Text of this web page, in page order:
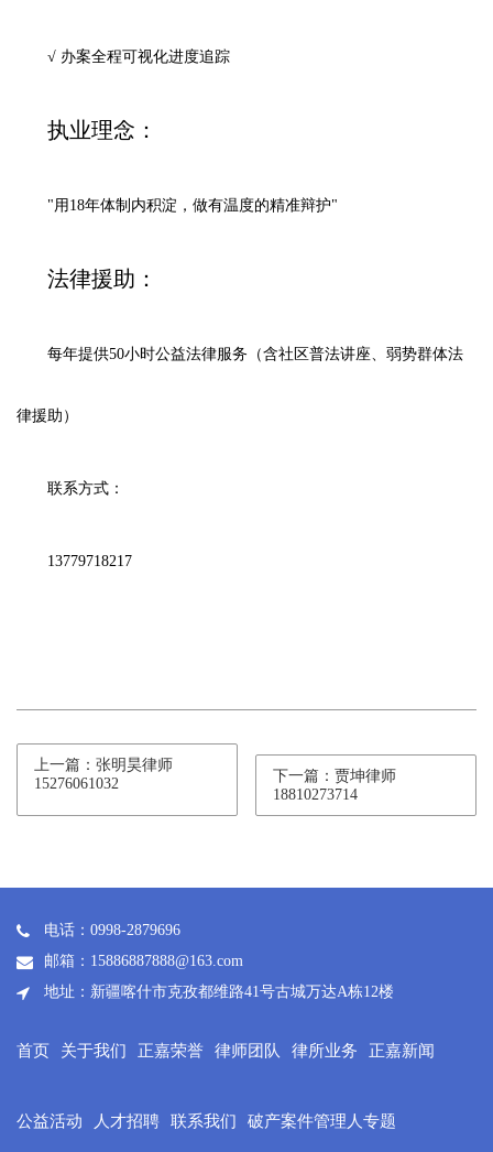
√ 办案全程可视化进度追踪
执业理念：
"用18年体制内积淀，做有温度的精准辩护"
法律援助：
每年提供50小时公益法律服务（含社区普法讲座、弱势群体法
律援助）
联系方式：
13779718217
上一篇：张明昊律师
15276061032
下一篇：贾坤律师
18810273714
电话：0998-2879696
邮箱：15886887888@163.com
地址：新疆喀什市克孜都维路41号古城万达A栋12楼
首页 关于我们 正嘉荣誉 律师团队 律所业务 正嘉新闻
公益活动 人才招聘 联系我们 破产案件管理人专题